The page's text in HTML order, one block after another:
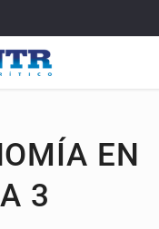
EN
3